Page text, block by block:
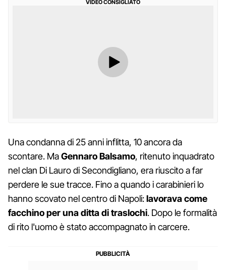
VIDEO CONSIGLIATO
Una condanna di 25 anni inflitta, 10 ancora da
scontare. MaGennaro Balsamo, ritenuto inquadrato
nel clan Di Lauro di Secondigliano, era riuscito a far
perdere le sue tracce. Fino a quando i carabinieri lo
hanno scovato nel centro di Napoli:lavorava come
facchino per una ditta di traslochi. Dopo le formalità
di rito l'uomo è stato accompagnato in carcere.